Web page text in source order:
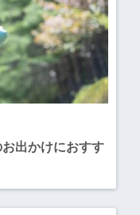
お出かけにおすす